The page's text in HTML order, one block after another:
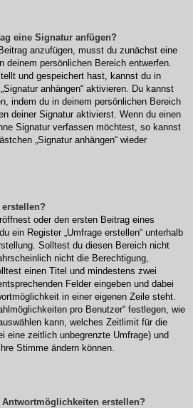
eine Signatur anfügen?
anzufügen, musst du zunächst eine
deinem persönlichen Bereich entwerfen.
und gespeichert hast, kannst du in
anhängen“ aktivieren. Du kannst
indem du in deinem persönlichen Bereich
deiner Signatur aktivierst. Wenn du einen
Signatur verfassen möchtest, so kannst
„Signatur anhängen“ wieder
oder den ersten Beitrag eines
ein Register „Umfrage erstellen“ unterhalb
Solltest du diesen Bereich nicht
nicht die Berechtigung,
einen Titel und mindestens zwei
Felder eingeben und dabei
in einer eigenen Zeile steht.
pro Benutzer“ festlegen, wie
kann, welches Zeitlimit für die
eine zeitlich unbegrenzte Umfrage) und
Stimme ändern können.
erstellen?